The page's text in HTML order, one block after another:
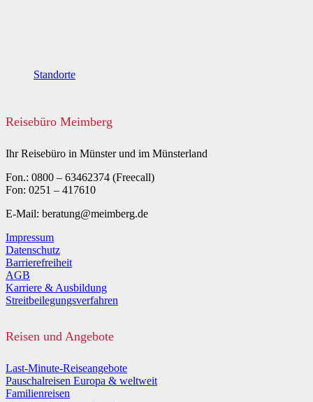
Standorte
Reisebüro Meimberg
Ihr Reisebüro in Münster und im Münsterland
Fon.: 0800 – 63462374 (Freecall)
Fon: 0251 – 417610
E-Mail: beratung@meimberg.de
Impressum
Datenschutz
Barrierefreiheit
AGB
Karriere & Ausbildung
Streitbeilegungsverfahren
Reisen und Angebote
Last-Minute-Reiseangebote
Pauschalreisen Europa & weltweit
Familienreisen